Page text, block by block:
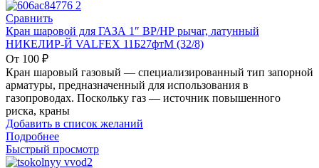
Сравнить
Кран шаровой для ГАЗА 1″ ВР/НР рычаг, латунный
НИКЕЛИР-Й VALFEX 11Б27фтМ (32/8)
От 100 ₽
Кран шаровый газовый — специализированный тип запорной
арматуры, предназначенный для использования в
газопроводах. Поскольку газ — источник повышенного
риска, краны
Добавить в список желаний
Подробнее
Быстрый просмотр